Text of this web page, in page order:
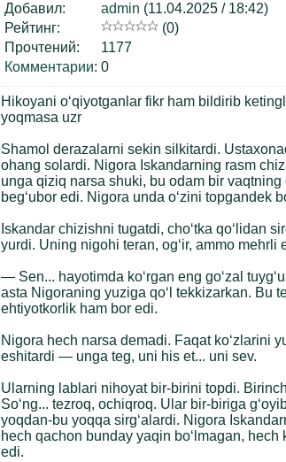
Добавил:
admin (11.04.2025 / 18:42)
Рейтинг:
(0)
Прочтений:
1177
Комментарии: 0
Hikoyani oʻqiyotganlar fikr ham bildirib
yoqmasa uzr
Shamol derazalarni sekin silkitardi.
ohang solardi. Nigora Iskandarning rasm
unga qiziq narsa shuki, bu odam bir vaqtning
beg‘ubor edi. Nigora unda o‘zini topgandek
Iskandar chizishni tugatdi, cho‘tka qo‘lidan
yurdi. Uning nigohi teran, og‘ir, ammo mehrli
— Sen... hayotimda ko‘rgan eng go‘zal
asta Nigoraning yuziga qo‘l tekkizarkan. Bu
ehtiyotkorlik ham bor edi.
Nigora hech narsa demadi. Faqat ko‘zlarini
eshitardi — unga teg, uni his et... uni sev.
Ularning lablari nihoyat bir-birini topdi.
So‘ng... tezroq, ochiqroq. Ular bir-biriga
yoqdan-bu yoqqa sirg‘alardi. Nigora
hech qachon bunday yaqin bo‘lmagan,
edi.